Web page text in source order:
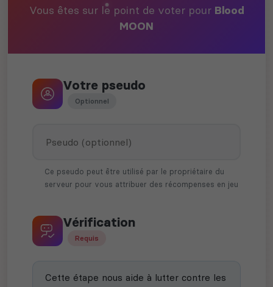
Vous êtes sur le point de voter pour Blood
MOON
Votre pseudo
Optionnel
Ce pseudo peut être utilisé par le propriétaire du
serveur pour vous attribuer des récompenses en jeu
Vérification
Requis
Cette étape nous aide à lutter contre les